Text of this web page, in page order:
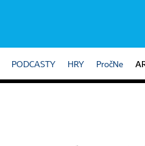
PODCASTY HRY PročNe